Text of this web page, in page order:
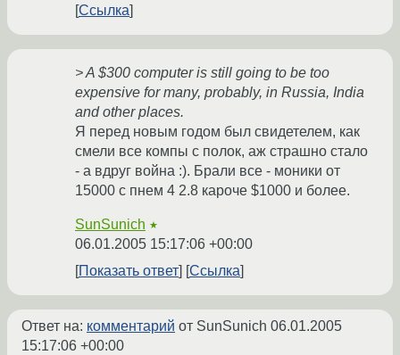
Ссылка
> A $300 computer is still going to be too
expensive for many, probably, in Russia, India
and other places.
Я перед новым годом был свидетелем, как
смели все компы с полок, аж страшно стало
- а вдруг война :). Брали все - моники от
15000 с пнем 4 2.8 кароче $1000 и более.
SunSunich ★
06.01.2005 15:17:06 +00:00
Показать ответ
Ссылка
Ответ на: комментарий от SunSunich 06.01.2005
15:17:06 +00:00